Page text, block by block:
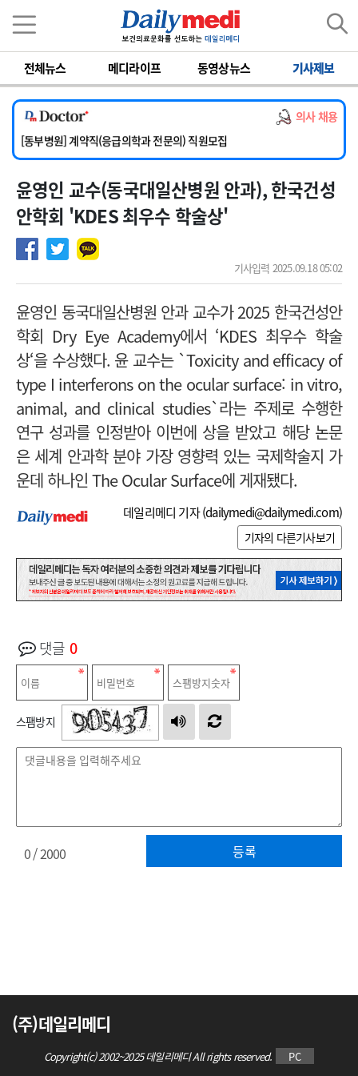
전체뉴스 메디라이프 동영상뉴스 기사제보
의사 채용
[서울아산병원] 2026년 하반기 인턴 모집
[영남대학교의료원] 마취통증의학과 임기제 임상의사 채용
[충남대학교병원] 소아청소년과(소아응급전담) 계약직 의사 공개채용
[동부병원] 계약직(응급의학과 전문의) 직원모집
[이대목동병원] 하반기 전공의(레지던트1년차) 모집
[서울아산병원] 2026년 하반기 인턴 모집
[영남대학교의료원] 마취통증의학과 임기제 임상의사 채용
윤영인 교수(동국대일산병원 안과), 한국건성
안학회 'KDES 최우수 학술상'
기사입력 2025.09.18 05:02
윤영인 동국대일산병원 안과 교수가 2025 한국건성안
학회 Dry Eye Academy에서 ‘KDES 최우수 학술
상‘을 수상했다. 윤 교수는 `Toxicity and efficacy of
type I interferons on the ocular surface: in vitro,
animal, and clinical studies`라는 주제로 수행한
연구 성과를 인정받아 이번에 상을 받았고 해당 논문
은 세계 안과학 분야 가장 영향력 있는 국제학술지 가
운데 하나인 The Ocular Surface에 게재됐다.
데일리메디 기자 (dailymedi@dailymedi.com)
기자의 다른기사보기
댓글 0
스팸방지
등록
0/ 2000
(주)데일리메디
Copyright(c) 2002~2025 데일리메디 All rights reserved. PC